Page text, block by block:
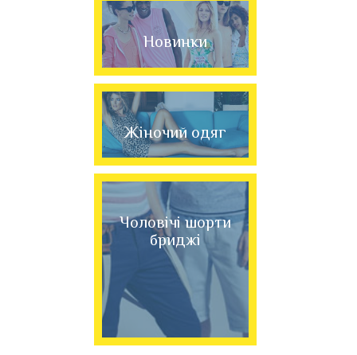
Новинки
Жіночий одяг
Чоловічі шорти
бриджі